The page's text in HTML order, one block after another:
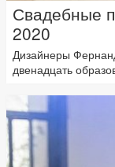
Свадебные
2020
Дизайнеры
двенадцать